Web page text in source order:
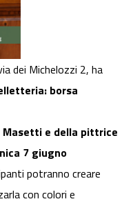
dei Michelozzi 2, ha
borsa
e della pittrice
7 giugno
potranno creare
con colori e